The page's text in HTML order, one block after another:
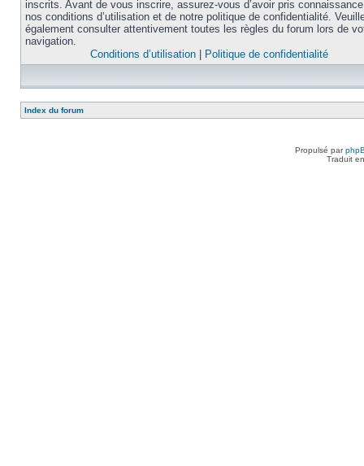
inscrits. Avant de vous inscrire, assurez-vous d’avoir pris
nos conditions d’utilisation et de notre politique de confidentialité.
également consulter attentivement toutes les règles du forum lors de
navigation.
Conditions d’utilisation
Politique de confidentialité
Index du forum
Propulsé par
Traduit